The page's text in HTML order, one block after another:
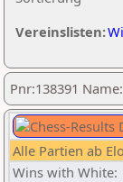
Vereinslisten:
Pnr:138391
Alle Partien ab
Wins with White: